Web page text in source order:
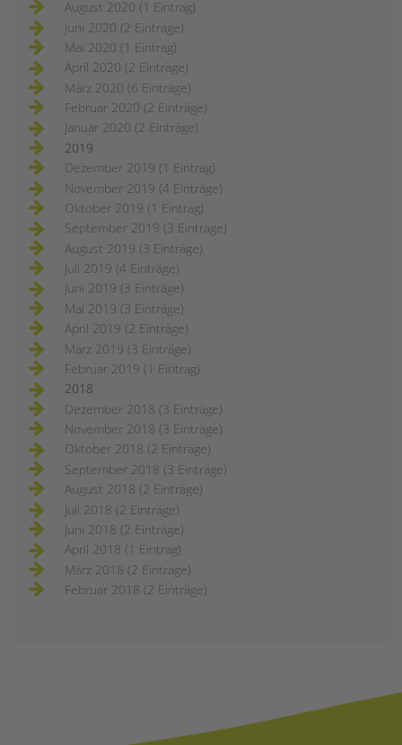
August 2020 (1 Eintrag)
Juni 2020 (2 Einträge)
Mai 2020 (1 Eintrag)
April 2020 (2 Einträge)
März 2020 (6 Einträge)
Februar 2020 (2 Einträge)
Januar 2020 (2 Einträge)
2019
Dezember 2019 (1 Eintrag)
November 2019 (4 Einträge)
Oktober 2019 (1 Eintrag)
September 2019 (3 Einträge)
August 2019 (3 Einträge)
Juli 2019 (4 Einträge)
Juni 2019 (3 Einträge)
Mai 2019 (3 Einträge)
April 2019 (2 Einträge)
März 2019 (3 Einträge)
Februar 2019 (1 Eintrag)
2018
Dezember 2018 (3 Einträge)
November 2018 (3 Einträge)
Oktober 2018 (2 Einträge)
September 2018 (3 Einträge)
August 2018 (2 Einträge)
Juli 2018 (2 Einträge)
Juni 2018 (2 Einträge)
April 2018 (1 Eintrag)
März 2018 (2 Einträge)
Februar 2018 (2 Einträge)